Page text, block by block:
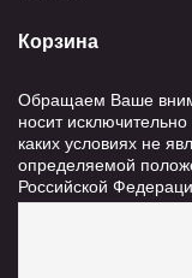
Корзина
Обращаем Ваше
носит
каких условиях не
определяемой
Российской
информации о